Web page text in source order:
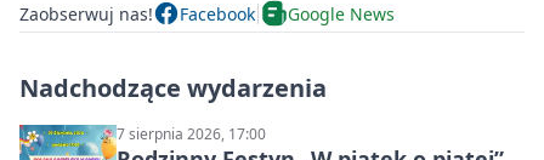
Zaobserwuj nas! Facebook Google News
Nadchodzące wydarzenia
7 sierpnia 2026, 17:00